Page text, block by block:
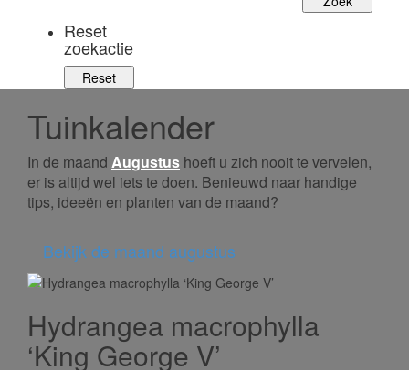
Reset
zoekactie
Tuinkalender
In de maand Augustus hoeft u zich nooit te vervelen,
er is altijd wel iets te doen. Benieuwd naar handige
tips, ideeën en planten van de maand?
Bekijk de maand augustus
Hydrangea macrophylla
‘King George V’